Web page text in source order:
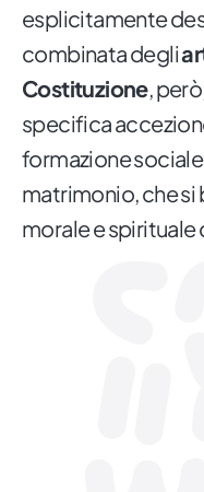
esplicitamente
combinata degli
Costituzione,
specifica
formazione
matrimonio, che si
morale e spirituale